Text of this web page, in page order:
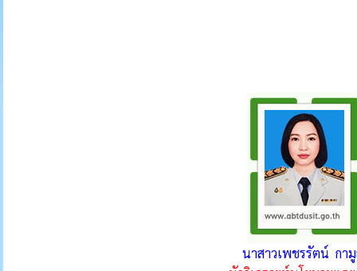
นาสาวเพชรรัตน์ กา